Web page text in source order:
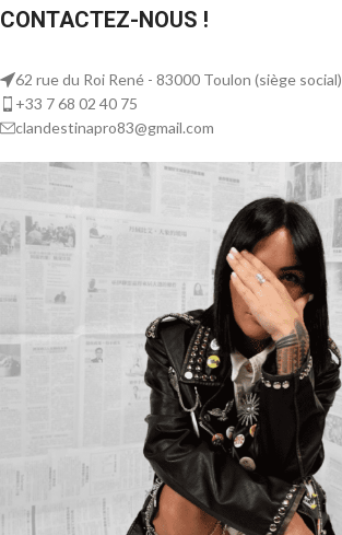
CONTACTEZ-NOUS !
62 rue du Roi René - 83000 Toulon (siège social)
+33 7 68 02 40 75
clandestinapro83@gmail.com